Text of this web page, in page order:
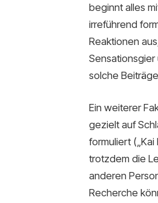
beginnt alles
irreführend
Reaktionen
solche
Ein weiterer
gezielt auf
formuliert
trotzdem die
anderen
Recherche